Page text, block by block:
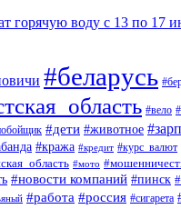
горячую воду с 13 по 17
#беларусь
#вело
#дети #животное
#кража #кредит #курс_валют
#мото
#новости компаний #пинск
#работа #россия #сигарета